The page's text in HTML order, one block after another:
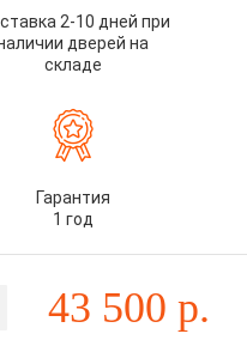
2-10 дней при
дверей на
складе
Гарантия
1 год
43 500 р.